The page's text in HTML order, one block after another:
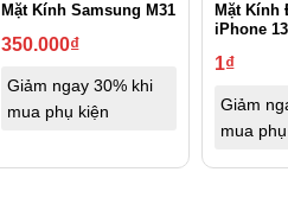
Mặt Kính Samsung M31
350.000₫
Giảm ngay 30% khi
mua phụ kiện
Mặt Kính
iPhone
1₫
Giảm
mua